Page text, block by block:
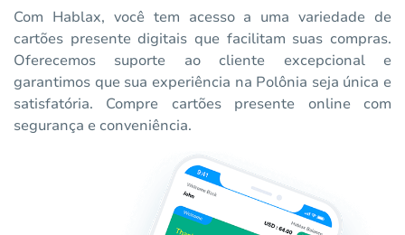
Com Hablax, você tem acesso a uma variedade de
cartões presente digitais que facilitam suas compras.
Oferecemos suporte ao cliente excepcional e
garantimos que sua experiência na Polônia seja única e
satisfatória. Compre cartões presente online com
segurança e conveniência.